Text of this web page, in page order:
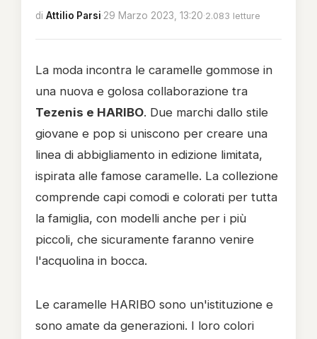
di Attilio Parsi·29 Marzo 2023, 13:20·2.083 letture
La moda incontra le caramelle gommose in
una nuova e golosa collaborazione tra
Tezenis e HARIBO. Due marchi dallo stile
giovane e pop si uniscono per creare una
linea di abbigliamento in edizione limitata,
ispirata alle famose caramelle. La collezione
comprende capi comodi e colorati per tutta
la famiglia, con modelli anche per i più
piccoli, che sicuramente faranno venire
l'acquolina in bocca.
Le caramelle HARIBO sono un'istituzione e
sono amate da generazioni. I loro colori